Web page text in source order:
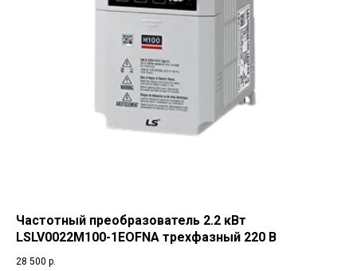
Частотный преобразователь 2.2 кВт
LSLV0022M100-1EOFNA трехфазный 220 В
28 500 р.